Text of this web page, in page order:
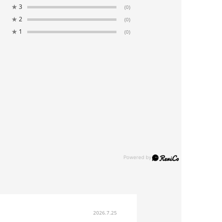
★ 3 (0)
★ 2 (0)
★ 1 (0)
2026.7.25